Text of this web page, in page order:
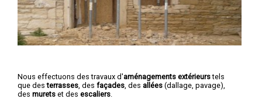
Nous effectuons des travaux d'aménagements extérieurstels
que desterrasses , des façades , des allées (dallage, pavage),
des murets et des escaliers